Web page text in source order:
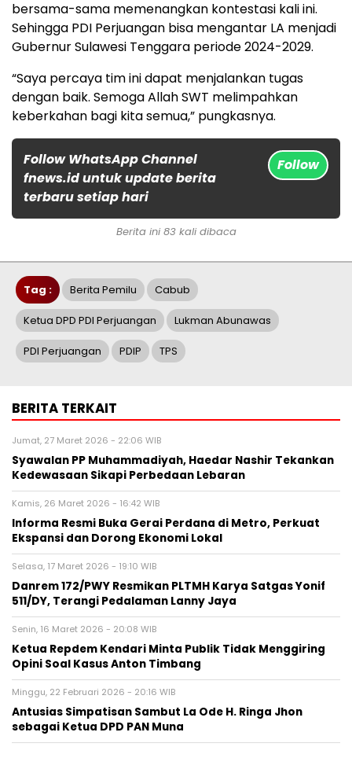
bersama-sama memenangkan kontestasi kali ini.
Sehingga PDI Perjuangan bisa mengantar LA menjadi
Gubernur Sulawesi Tenggara periode 2024-2029.
“Saya percaya tim ini dapat menjalankan tugas
dengan baik. Semoga Allah SWT melimpahkan
keberkahan bagi kita semua,” pungkasnya.
Follow WhatsApp Channel
fnews.id untuk update berita
terbaru setiap hari
Follow
Berita ini 83 kali dibaca
Tag : Berita Pemilu Cabub
Ketua DPD PDI Perjuangan Lukman Abunawas
PDI Perjuangan PDIP TPS
BERITA TERKAIT
Jumat, 27 Maret 2026 - 22:06 WIB
Syawalan PP Muhammadiyah, Haedar Nashir Tekankan
Kedewasaan Sikapi Perbedaan Lebaran
Kamis, 26 Maret 2026 - 16:42 WIB
Informa Resmi Buka Gerai Perdana di Metro, Perkuat
Ekspansi dan Dorong Ekonomi Lokal
Selasa, 17 Maret 2026 - 19:10 WIB
Danrem 172/PWY Resmikan PLTMH Karya Satgas Yonif
511/DY, Terangi Pedalaman Lanny Jaya
Senin, 16 Maret 2026 - 20:08 WIB
Ketua Repdem Kendari Minta Publik Tidak Menggiring
Opini Soal Kasus Anton Timbang
Minggu, 22 Februari 2026 - 20:16 WIB
Antusias Simpatisan Sambut La Ode H. Ringa Jhon
sebagai Ketua DPD PAN Muna